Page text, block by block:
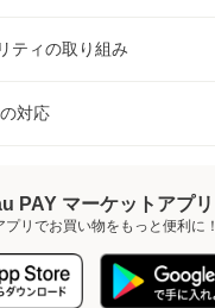
ティの取り組み
対応
PAY マーケットアプリ
プリでお買い物をもっと便利に！